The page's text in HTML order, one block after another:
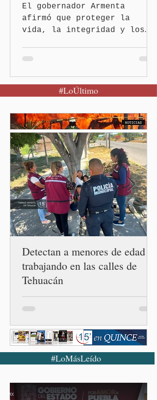
periferia urbana
El gobernador Armenta
afirmó que proteger la
vida, la integridad y los
Puebla, Pue.-Cuando una
mujer encuentra un lugar
también recupera la
esperanza de vivir sin
miedo. Con esa visión, el
gobernador Alejandro
Armenta Mier inauguró el
Centro LIBRE (Libertad,
Igualdad, Bienestar, Redes,
Emancipación) número 62 y
la Casa Carmen Serdán
número 25 en el estado, la
cuarta en la c
#LoÚltimo
Detectan a menores de edad
trabajando en las calles de
Tehuacán
#LoMásLeído